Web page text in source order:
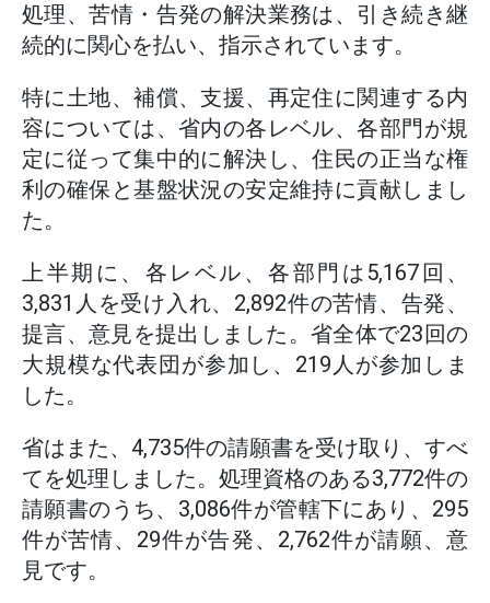
処理、苦情・告発の解決業務は、引き続き継
続的に関心を払い、指示されています。
特に土地、補償、支援、再定住に関連する内
容については、省内の各レベル、各部門が規
定に従って集中的に解決し、住民の正当な権
利の確保と基盤状況の安定維持に貢献しまし
た。
上半期に、各レベル、各部門は5,167回、
3,831人を受け入れ、2,892件の苦情、告発、
提言、意見を提出しました。省全体で23回の
大規模な代表団が参加し、219人が参加しま
した。
省はまた、4,735件の請願書を受け取り、すべ
てを処理しました。処理資格のある3,772件の
請願書のうち、3,086件が管轄下にあり、295
件が苦情、29件が告発、2,762件が請願、意
見です。